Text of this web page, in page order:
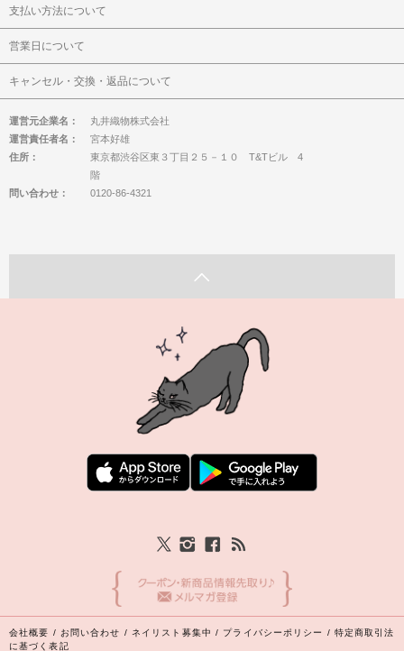
支払い方法について
営業日について
キャンセル・交換・返品について
運営元企業名：
丸井織物株式会社
運営責任者名：
宮本好雄
住所：
東京都渋谷区東３丁目２５－１０ T&Tビル 4
階
問い合わせ：
0120-86-4321
会社概要 / お問い合わせ / ネイリスト募集中 / プライバシーポリシー / 特定商取引法
に基づく表記